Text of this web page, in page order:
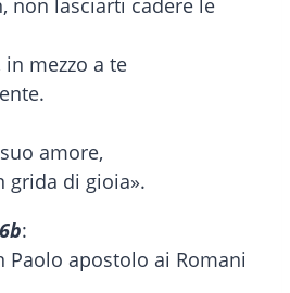
mezzo a te
amore,
grida di gioia».
:
Paolo apostolo ai Romani